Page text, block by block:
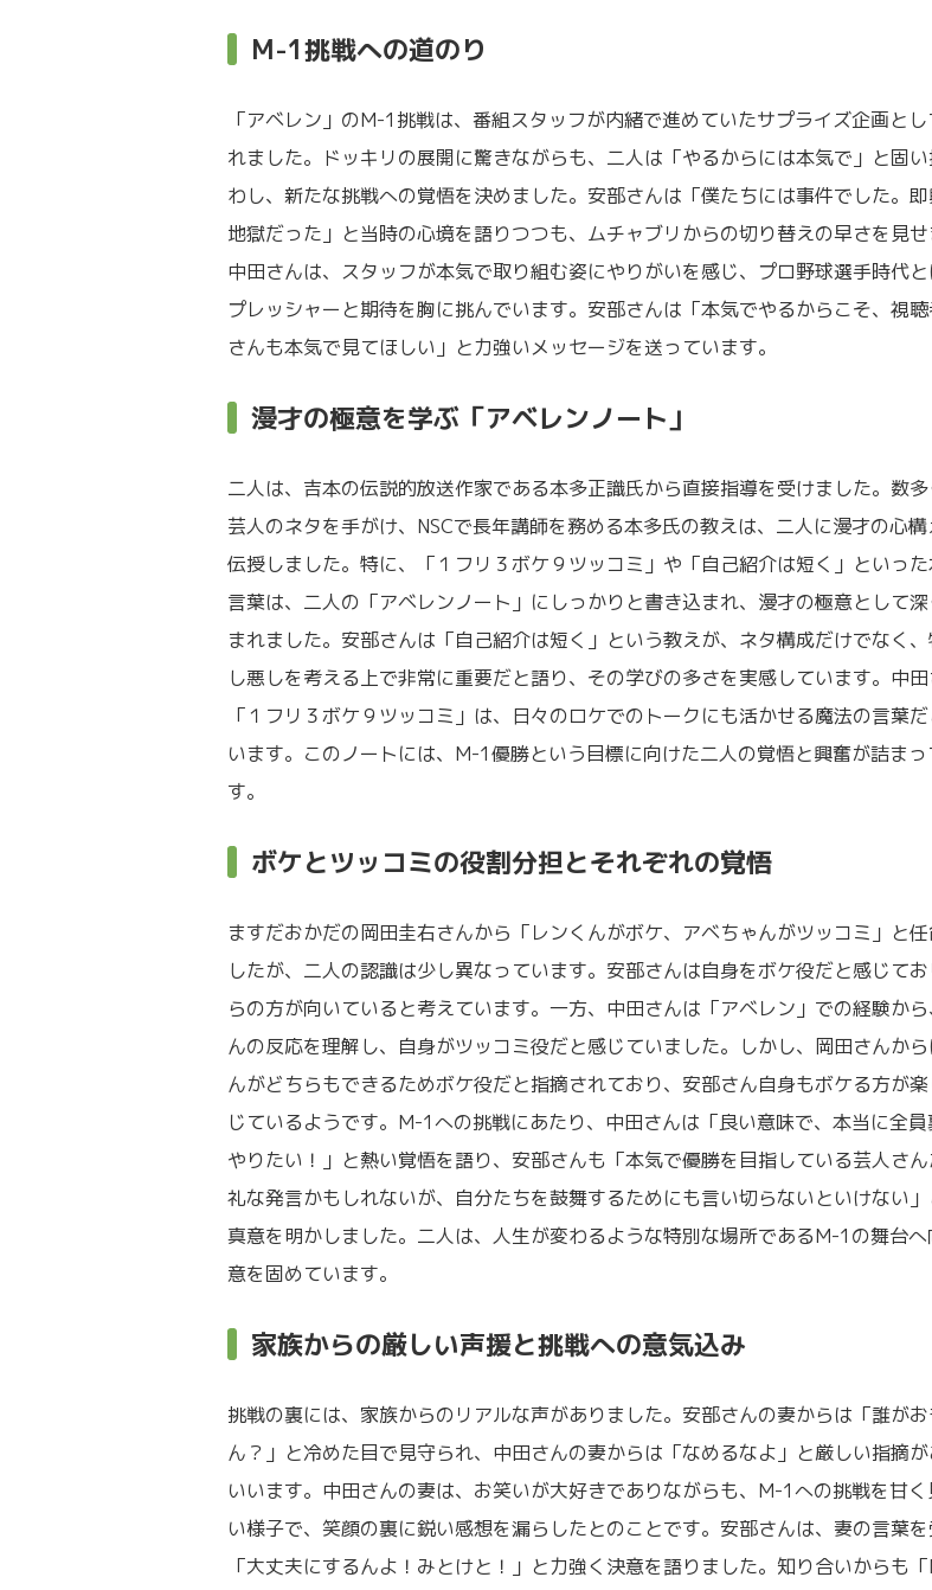
M-1挑戦への道のり
「アベレン」のM-1挑戦は、番組スタッフが内緒で進めていたサプライズ企画と
れました。ドッキリの展開に驚きながらも、二人は「やるからには本気で」と固
わし、新たな挑戦への覚悟を決めました。安部さんは「僕たちには事件でした。
地獄だった」と当時の心境を語りつつも、ムチャブリからの切り替えの早さを見せ
中田さんは、スタッフが本気で取り組む姿にやりがいを感じ、プロ野球選手時代
プレッシャーと期待を胸に挑んでいます。安部さんは「本気でやるからこそ、視
さんも本気で見てほしい」と力強いメッセージを送っています。
漫才の極意を学ぶ「アベレンノート」
二人は、吉本の伝説的放送作家である本多正識氏から直接指導を受けました。数
芸人のネタを手がけ、NSCで長年講師を務める本多氏の教えは、二人に漫才の心構
伝授しました。特に、「１フリ３ボケ９ツッコミ」や「自己紹介は短く」といっ
言葉は、二人の「アベレンノート」にしっかりと書き込まれ、漫才の極意として
まれました。安部さんは「自己紹介は短く」という教えが、ネタ構成だけでなく
し悪しを考える上で非常に重要だと語り、その学びの多さを実感しています。中
「１フリ３ボケ９ツッコミ」は、日々のロケでのトークにも活かせる魔法の言葉
います。このノートには、M-1優勝という目標に向けた二人の覚悟と興奮が詰まっ
す。
ボケとツッコミの役割分担とそれぞれの覚悟
ますだおかだの岡田圭右さんから「レンくんがボケ、アベちゃんがツッコミ」と
したが、二人の認識は少し異なっています。安部さんは自身をボケ役だと感じて
らの方が向いていると考えています。一方、中田さんは「アベレン」での経験か
んの反応を理解し、自身がツッコミ役だと感じていました。しかし、岡田さんか
んがどちらもできるためボケ役だと指摘されており、安部さん自身もボケる方が
じているようです。M-1への挑戦にあたり、中田さんは「良い意味で、本当に全
やりたい！」と熱い覚悟を語り、安部さんも「本気で優勝を目指している芸人さ
礼な発言かもしれないが、自分たちを鼓舞するためにも言い切らないといけない
真意を明かしました。二人は、人生が変わるような特別な場所であるM-1の舞台
意を固めています。
家族からの厳しい声援と挑戦への意気込み
挑戦の裏には、家族からのリアルな声がありました。安部さんの妻からは「誰が
ん？」と冷めた目で見守られ、中田さんの妻からは「なめるなよ」と厳しい指摘
いいます。中田さんの妻は、お笑いが大好きでありながらも、M-1への挑戦を甘く
い様子で、笑顔の裏に鋭い感想を漏らしたとのことです。安部さんは、妻の言葉
「大丈夫にするんよ！みとけと！」と力強く決意を語りました。知り合いからも